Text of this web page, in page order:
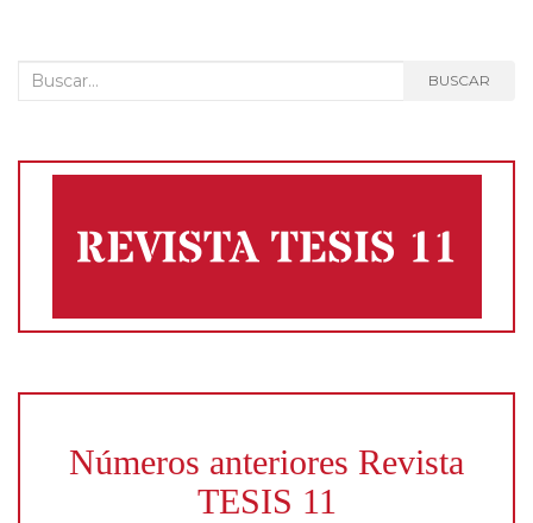
Buscar: BUSCAR
Números anteriores Revista
TESIS 11